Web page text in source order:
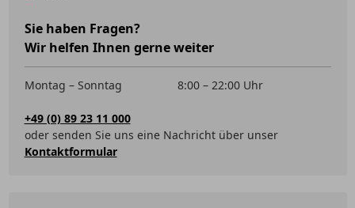
Sie haben Fragen?
Wir helfen Ihnen gerne weiter
Montag – Sonntag 8:00 – 22:00 Uhr
+49 (0) 89 23 11 000
oder senden Sie uns eine Nachricht über unser
Kontaktformular